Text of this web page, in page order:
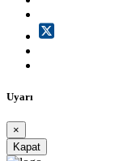
Uyarı
×
Kapat